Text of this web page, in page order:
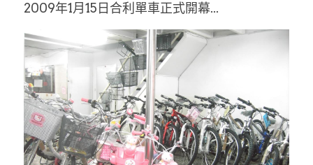
2009年1月15日合利單車正式開幕...